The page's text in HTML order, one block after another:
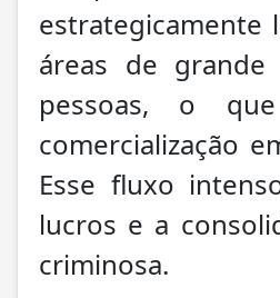
estrategicamente
áreas de grande
pessoas, o
comercialização
Esse fluxo
lucros e a
criminosa.